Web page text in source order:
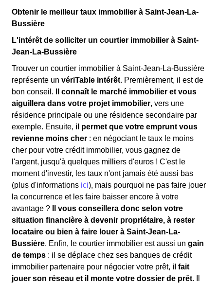
Obtenir le meilleur taux immobilier à Saint-Jean-La-
Bussière
L'intérêt de solliciter un courtier immobilier à Saint-
Jean-La-Bussière
Trouver un courtier immobilier à Saint-Jean-La-Bussière
représente un vériTable intérêt. Premièrement, il est de
bon conseil.
Il connaît le marché immobilier et vous
aiguillera dans votre projet immobilier, vers une
résidence principale ou une résidence secondaire par
exemple. Ensuite, il permet que votre emprunt vous
revienne moins cher : en négociant le taux le moins
cher pour votre crédit immobilier, vous gagnez de
l'argent, jusqu'à quelques milliers d'euros ! C'est le
moment d'investir, les taux n'ont jamais été aussi bas
(plus d'informations ici), mais pourquoi ne pas faire jouer
la concurrence et les faire baisser encore à votre
avantage ?
Il vous conseillera donc selon votre
situation financière à devenir propriétaire, à rester
locataire ou bien à faire louer à Saint-Jean-La-
Bussière. Enfin, le courtier immobilier est aussi un gain
de temps : il se déplace chez ses banques de crédit
immobilier partenaire pour négocier votre prêt, il fait
jouer son réseau et il monte votre dossier de prêt. Il